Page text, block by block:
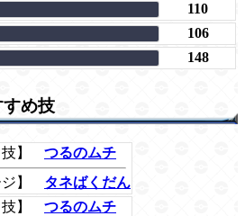
110
106
148
め技
】
つるのムチ
】
タネばくだん
】
つるのムチ